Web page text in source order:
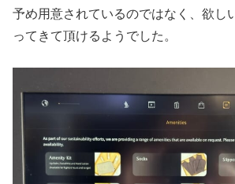
予め用意されているのではなく、欲し
ってきて頂けるようでした。